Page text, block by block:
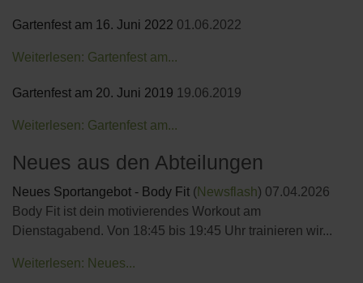
Gartenfest am 16. Juni 2022 01.06.2022
Weiterlesen: Gartenfest am...
Gartenfest am 20. Juni 2019 19.06.2019
Weiterlesen: Gartenfest am...
Neues aus den Abteilungen
Neues Sportangebot - Body Fit (Newsflash) 07.04.2026
Body Fit ist dein motivierendes Workout am
Dienstagabend. Von 18:45 bis 19:45 Uhr trainieren wir...
Weiterlesen: Neues...